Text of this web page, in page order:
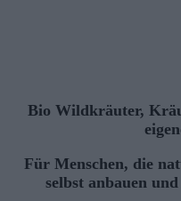
Bio Wildkräuter,
Für Menschen, die
selbst anbauen